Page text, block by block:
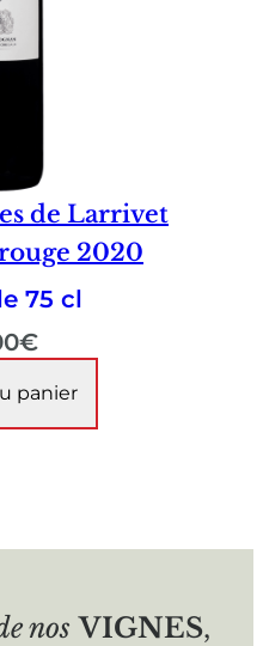
de Larrivet
2020
75 cl
€
panier
nos VIGNES,